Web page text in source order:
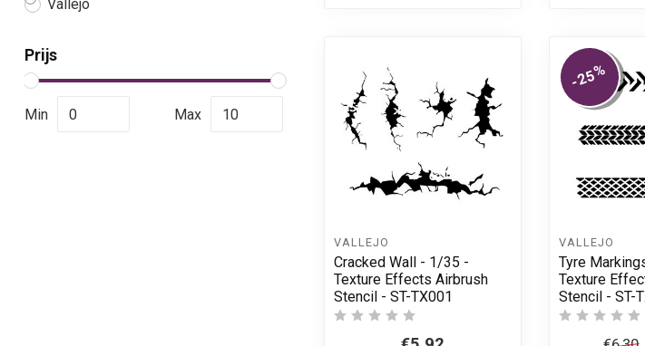
Vallejo
Prijs
Min Max
VALLEJO
Cracked Wall - 1/35 -
Texture Effects Airbrush
Stencil - ST-TX001
-25%
VALLEJO
Tyre
Texture
Stencil - ST-